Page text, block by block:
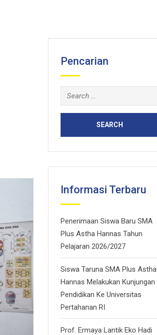
Pencarian
Search
for:
Informasi Terbaru
Penerimaan Siswa Baru SMA
Plus Astha Hannas Tahun
Pelajaran 2026/2027
Siswa Taruna SMA Plus Astha
Hannas Melakukan Kunjungan
Pendidikan Ke Universitas
Pertahanan RI.
Prof. Ermaya Lantik Eko Hadi